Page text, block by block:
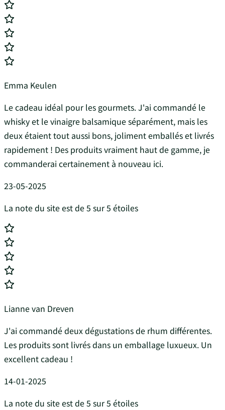
Emma Keulen
Le cadeau idéal pour les gourmets. J'ai commandé le
whisky et le vinaigre balsamique séparément, mais les
deux étaient tout aussi bons, joliment emballés et livrés
rapidement ! Des produits vraiment haut de gamme, je
commanderai certainement à nouveau ici.
23-05-2025
La note du site est de 5 sur 5 étoiles
Lianne van Dreven
J'ai commandé deux dégustations de rhum différentes.
Les produits sont livrés dans un emballage luxueux. Un
excellent cadeau !
14-01-2025
La note du site est de 5 sur 5 étoiles